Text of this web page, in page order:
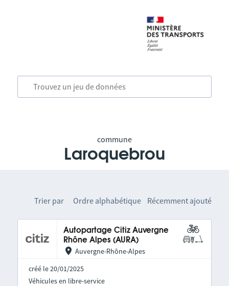
commune
Laroquebrou
Trier par Ordre alphabétique Récemment ajouté
Autopartage Citiz Auvergne
Rhône Alpes (AURA)
Auvergne-Rhône-Alpes
créé le 20/01/2025
Véhicules en libre-service